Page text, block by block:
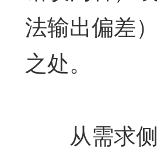
法输出偏差
之处。
从需求侧